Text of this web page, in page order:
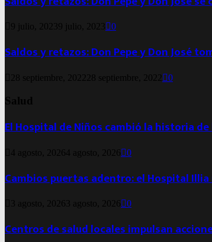
9 julio, 20239 julio, 2023 0
Saldos y retazos: Don Pepe y Don José
28 septiembre, 2022 28 septiembre, 2022 0
Salud
El Hospital de Niños cambió la historia
4 agosto, 20264 agosto, 2026 0
Cambios puertas adentro: el Hospital
3 agosto, 2026 3 agosto, 2026 0
Centros de salud locales impulsan